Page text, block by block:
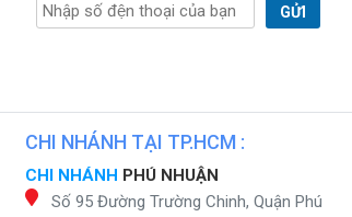
GỬI
CHI NHÁNH TẠI TP.HCM :
CHI NHÁNH PHÚ NHUẬN
Số 95 Đường Trường Chinh, Quận Phú